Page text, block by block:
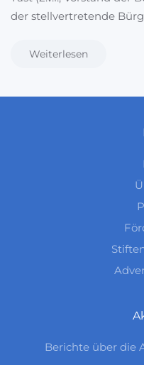
der stellvertretende
Weiterlesen
Berichte über die